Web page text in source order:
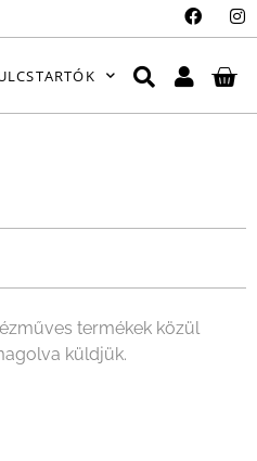
termékek közül
küldjük.